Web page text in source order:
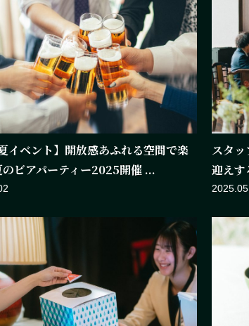
イベント】開放感あふれる空間で楽
のビアパーティー2025開催 ...
スタ
迎えす